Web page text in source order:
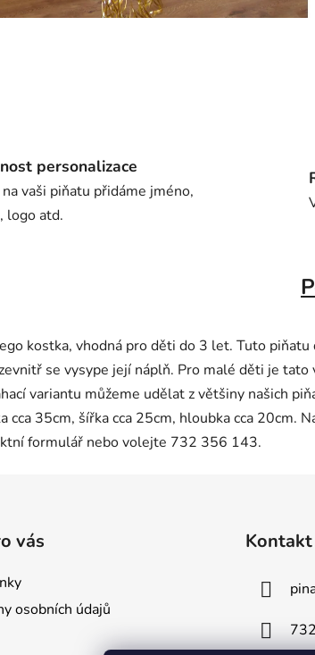
personalizace
na vaši piňatu přidáme jméno,
logo atd.
kostka, vhodná pro děti do 3 let. Tuto
se vysype její náplň. Pro malé děti je
variantu můžeme udělat z většiny našich
cca 35cm, šířka cca 25cm, hloubka cca
formulář nebo volejte 732 356 143.
vás
osobních údajů
Kontakt